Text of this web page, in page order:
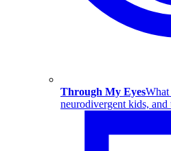
Through My Eyes
neurodivergent kids, and